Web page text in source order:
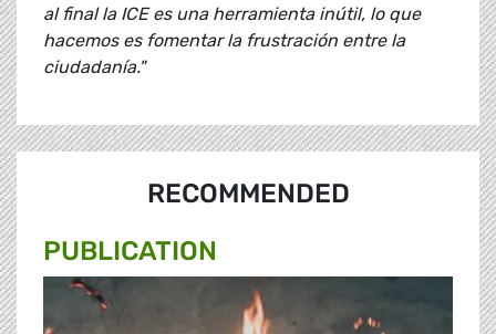
al final la ICE es una herramienta inútil, lo que
hacemos es fomentar la frustración entre la
ciudadanía."
RECOMMENDED
PUBLICATION